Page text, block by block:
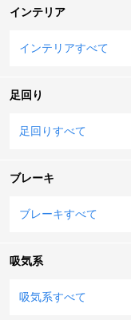
インテリア
インテリアすべて
足回り
足回りすべて
ブレーキ
ブレーキすべて
吸気系
吸気系すべて